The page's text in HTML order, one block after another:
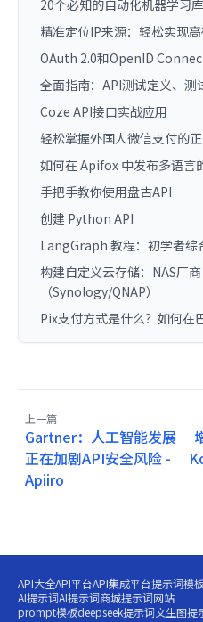
20个必知的自动化机器学习
精准定位IP来源：轻松实现
OAuth 2.0和OpenID
全面指南：API测试定义、测
Coze API接口实战应用
轻松掌握外国人微信支付的
如何在 Apifox 中发布多语言
手把手教你使用盘古API
创建 Python API
LangGraph 教程：初学者综
构建自定义云存储：NAS厂
（Synology/QNAP）
Pix支付方式是什么？如何在
上一篇
Gartner：人工智能发展
正在加剧API安全风险 -
Apiiro
API大全API平台API集成平台提示词模板
AI提示词AI提示词商城提示词网站
prompt模板deepseek提示词文生图提